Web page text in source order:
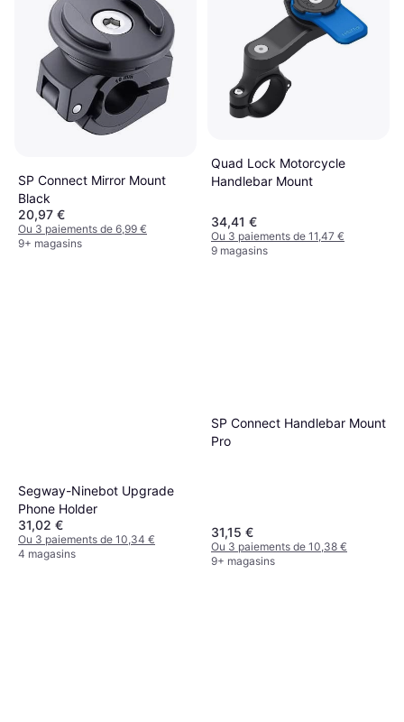
SP Connect Mirror Mount
Black
20,97 €
Ou 3 paiements de 6,99 €
9+ magasins
Quad Lock Motorcycle
Handlebar Mount
34,41 €
Ou 3 paiements de 11,47 €
9 magasins
Segway-Ninebot Upgrade
Phone Holder
31,02 €
Ou 3 paiements de 10,34 €
4 magasins
SP Connect Handlebar Mount
Pro
31,15 €
Ou 3 paiements de 10,38 €
9+ magasins